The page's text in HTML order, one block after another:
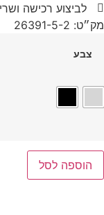
לביצוע רכישה
מק״ט: 26391-5-2
צבע
הוספה לסל